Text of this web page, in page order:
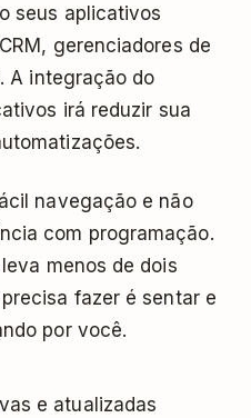
seus aplicativos
gerenciadores de
A integração do
irá reduzir sua
navegação e não
com programação.
menos de dois
fazer é sentar e
por você.
e atualizadas